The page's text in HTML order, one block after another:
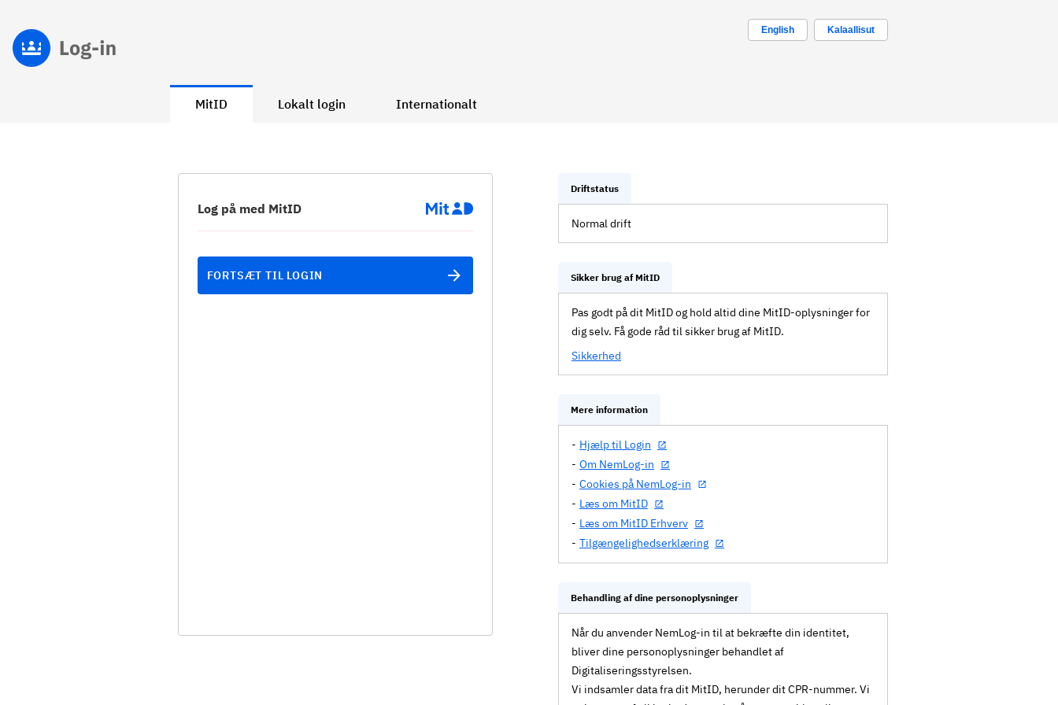
English Kalaallisut
MitID Lokalt login Internationalt
Log på med MitID
FORTSÆT TIL LOGIN
Driftstatus
Normal drift
Sikker brug af MitID
Pas godt på dit MitID og hold altid dine MitID-oplysninger for
dig selv. Få gode råd til sikker brug af MitID.
Sikkerhed
Mere information
Hjælp til Login
Om NemLog-in
Cookies på NemLog-in
Læs om MitID
Læs om MitID Erhverv
Tilgængelighedserklæring
Behandling af dine personoplysninger
Når du anvender NemLog-in til at bekræfte din identitet,
bliver dine personoplysninger behandlet af
Digitaliseringsstyrelsen.
Vi indsamler data fra dit MitID, herunder dit CPR-nummer. Vi